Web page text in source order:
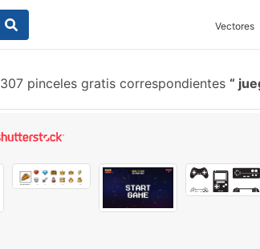
Vectores
307 pinceles gratis correspondientes